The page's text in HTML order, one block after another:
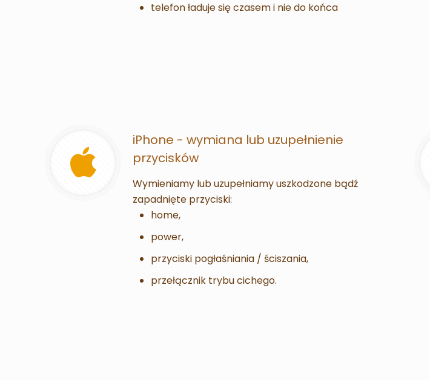
telefon ładuje się czasem i nie do końca
iPhone - wymiana lub uzupełnienie
przycisków
Wymieniamy lub uzupełniamy uszkodzone bądź
zapadnięte przyciski:
home,
power,
przyciski pogłaśniania / ściszania,
przełącznik trybu cichego.